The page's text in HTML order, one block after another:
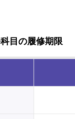
目の履修期限